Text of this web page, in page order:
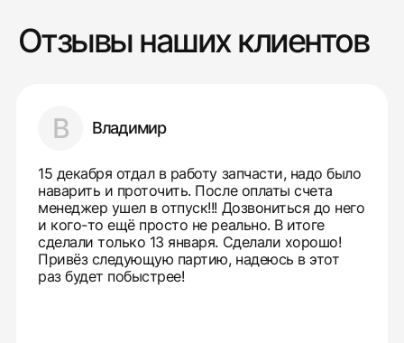
Отзывы наших клиентов
В Владимир
15 декабря отдал в работу запчасти, надо было
наварить и проточить. После оплаты счета
менеджер ушел в отпуск!!! Дозвониться до него
и кого-то ещё просто не реально. В итоге
сделали только 13 января. Сделали хорошо!
Привёз следующую партию, надеюсь в этот
раз будет побыстрее!